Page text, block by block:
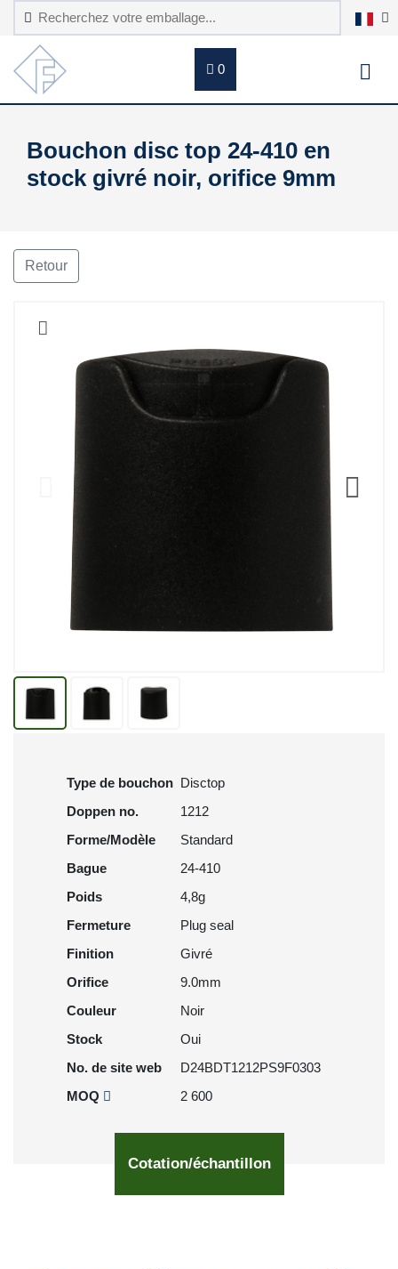
0
Bouchon disc top 24-410 en
stock givré noir, orifice 9mm
Retour
Type de bouchon Disctop
Doppen no.
1212
Forme/Modèle
Standard
Bague
24-410
Poids
4,8g
Fermeture
Plug seal
Finition
Givré
Orifice
9.0mm
Couleur
Noir
Stock
Oui
No. de site web
D24BDT1212PS9F0303
MOQ
2 600
Cotation/échantillon